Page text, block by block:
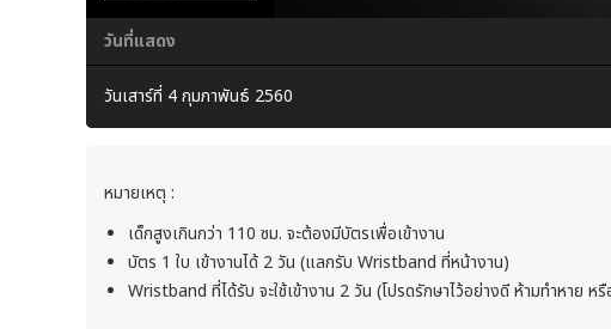
วันที่แสดง
วันเสาร์ที่ 4 กุมภาพันธ์ 2560
หมายเหตุ :
เด็กสูงเกินกว่า 110 ซม. จะต้องมีบัตรเพื่อเข้างาน
บัตร 1 ใบ เข้างานได้ 2 วัน (แลกรับ Wristband ที่หน้างาน)
Wristband ที่ได้รับ จะใช้เข้างาน 2 วัน (โปรดรักษาไว้อย่างดี ห้ามทำหาย หรื